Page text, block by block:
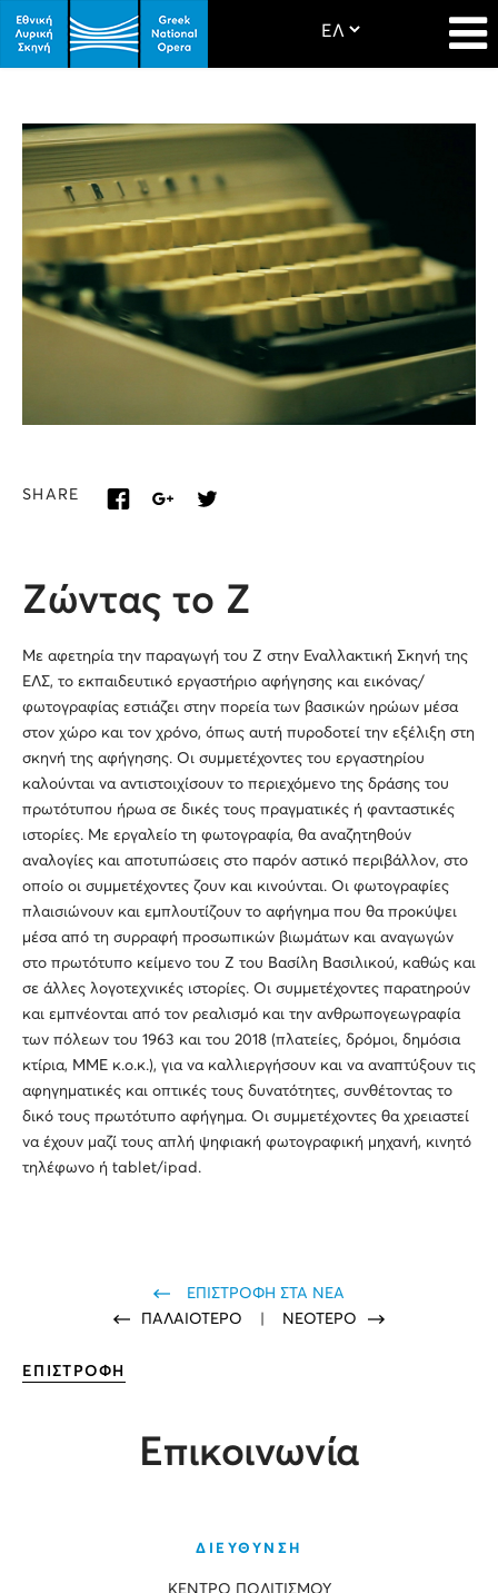
SHARE
Ζώντας το Ζ
Με αφετηρία την παραγωγή του Ζ στην Εναλλακτική Σκηνή της
ΕΛΣ, το εκπαιδευτικό εργαστήριο αφήγησης και εικόνας/
φωτογραφίας εστιάζει στην πορεία των βασικών ηρώων μέσα
στον χώρο και τον χρόνο, όπως αυτή πυροδοτεί την εξέλιξη στη
σκηνή της αφήγησης. Οι συμμετέχοντες του εργαστηρίου
καλούνται να αντιστοιχίσουν το περιεχόμενο της δράσης του
πρωτότυπου ήρωα σε δικές τους πραγματικές ή φανταστικές
ιστορίες. Με εργαλείο τη φωτογραφία, θα αναζητηθούν
αναλογίες και αποτυπώσεις στο παρόν αστικό περιβάλλον, στο
οποίο οι συμμετέχοντες ζουν και κινούνται. Οι φωτογραφίες
πλαισιώνουν και εμπλουτίζουν το αφήγημα που θα προκύψει
μέσα από τη συρραφή προσωπικών βιωμάτων και αναγωγών
στο πρωτότυπο κείμενο του Ζ του Βασίλη Βασιλικού, καθώς και
σε άλλες λογοτεχνικές ιστορίες. Οι συμμετέχοντες παρατηρούν
και εμπνέονται από τον ρεαλισμό και την ανθρωπογεωγραφία
των πόλεων του 1963 και του 2018 (πλατείες, δρόμοι, δημόσια
κτίρια, ΜΜΕ κ.ο.κ.), για να καλλιεργήσουν και να αναπτύξουν τις
αφηγηματικές και οπτικές τους δυνατότητες, συνθέτοντας το
δικό τους πρωτότυπο αφήγημα. Οι συμμετέχοντες θα χρειαστεί
να έχουν μαζί τους απλή ψηφιακή φωτογραφική μηχανή, κινητό
τηλέφωνο ή tablet/ipad.
ΕΠΙΣΤΡΟΦΗ ΣΤΑ ΝΕΑ
ΠΑΛΑΙΟΤΕΡΟ
ΝΕΟΤΕΡΟ
ΕΠΙΣΤΡΟΦΗ
Επικοινωνία
ΔΙΕΥΘΥΝΣΗ